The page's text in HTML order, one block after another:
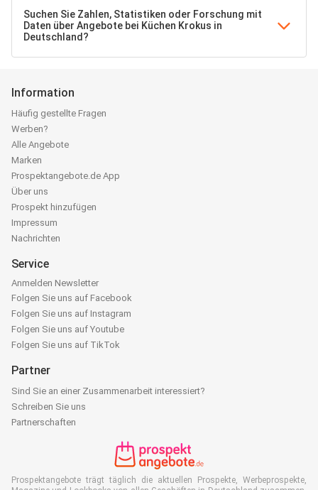
Suchen Sie Zahlen, Statistiken oder Forschung mit
Daten über Angebote bei Küchen Krokus in
Deutschland?
Information
Häufig gestellte Fragen
Werben?
Alle Angebote
Marken
Prospektangebote.de App
Über uns
Prospekt hinzufügen
Impressum
Nachrichten
Service
Anmelden Newsletter
Folgen Sie uns auf Facebook
Folgen Sie uns auf Instagram
Folgen Sie uns auf Youtube
Folgen Sie uns auf TikTok
Partner
Sind Sie an einer Zusammenarbeit interessiert?
Schreiben Sie uns
Partnerschaften
Prospektangebote trägt täglich die aktuellen Prospekte, Werbeprospekte,